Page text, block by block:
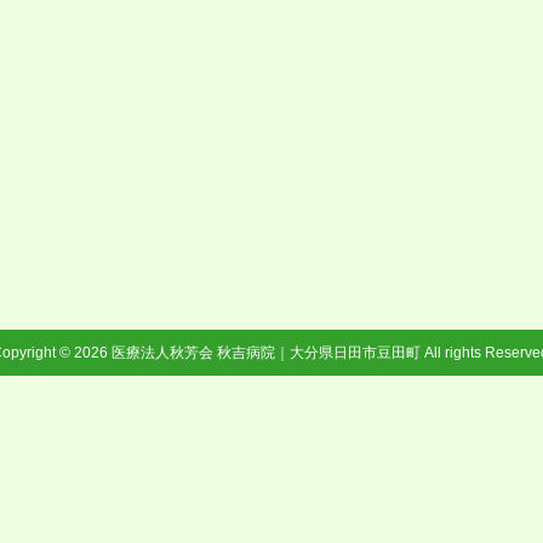
© 2026 医療法人秋芳会 秋吉病院｜大分県日田市豆田町All rights